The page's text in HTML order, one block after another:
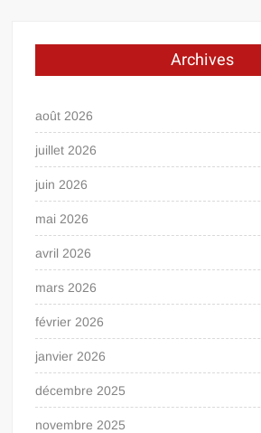
Archives
août 2026
juillet 2026
juin 2026
mai 2026
avril 2026
mars 2026
février 2026
janvier 2026
décembre 2025
novembre 2025